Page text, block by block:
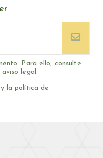
Para ello, consulte
legal.
la política de